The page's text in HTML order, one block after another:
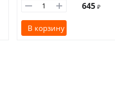
645 ₽
В корзину